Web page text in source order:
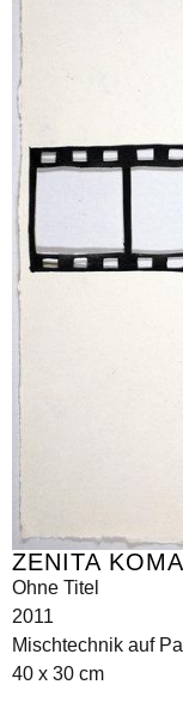
ZENITA
Ohne Titel
2011
Mischtechnik auf
40 x 30 cm